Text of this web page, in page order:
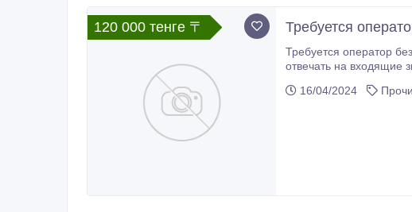
120 000 тенге 〒 Требуется
Требуется оператор
отвечать на входящие
16/04/2024